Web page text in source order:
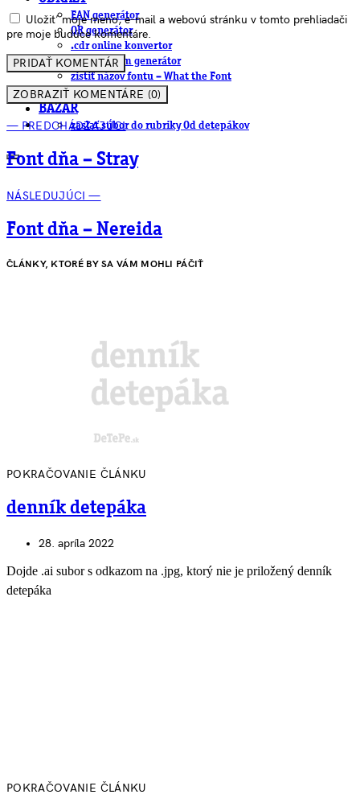
EAN generátor
QR generátor
.cdr online konvertor
lorem ipsum generátor
zistiť názov fontu – What the Font
WORKSHOPY
BAZÁR
zaslať súbor do rubriky Od detepákov
Uložiť moje meno, e-mail a webovú stránku v tomto prehliadači
pre moje budúce komentáre.
ZOBRAZIŤ KOMENTÁRE (0)
— PREDCHÁDZAJÚCI
Font dňa – Stray
NÁSLEDUJÚCI —
Font dňa – Nereida
ČLÁNKY, KTORÉ BY SA VÁM MOHLI PÁČIŤ
POKRAČOVANIE ČLÁNKU
denník detepáka
28. apríla 2022
Dojde .ai subor s odkazom na .jpg, ktorý nie je priložený denník
detepáka
POKRAČOVANIE ČLÁNKU